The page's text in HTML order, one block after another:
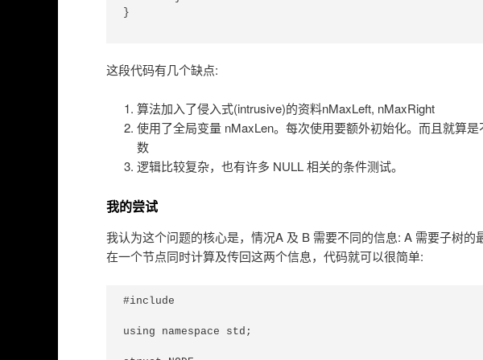
}
这段代码有几个缺点:
算法加入了侵入式(intrusive)的资料nMaxLeft, nMaxRight
使用了全局变量 nMaxLen。每次使用要额外初始化。而且就算
数
逻辑比较复杂，也有许多 NULL 相关的条件测试。
我的尝试
我认为这个问题的核心是，情况A 及 B 需要不同的信息: A 需要子树
在一个节点同时计算及传回这两个信息，代码就可以很简单:
#include
using namespace std;